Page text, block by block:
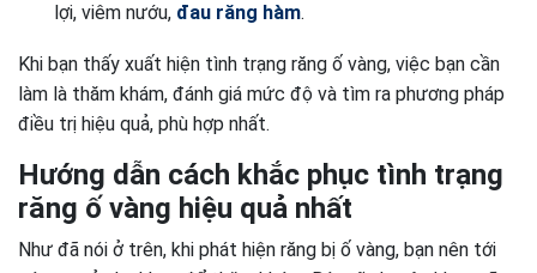
lợi, viêm nướu, đau răng hàm.
Khi bạn thấy xuất hiện tình trạng răng ố vàng, việc bạn cần
làm là thăm khám, đánh giá mức độ và tìm ra phương pháp
điều trị hiệu quả, phù hợp nhất.
Hướng dẫn cách khắc phục tình trạng
răng ố vàng hiệu quả nhất
Như đã nói ở trên, khi phát hiện răng bị ố vàng, bạn nên tới